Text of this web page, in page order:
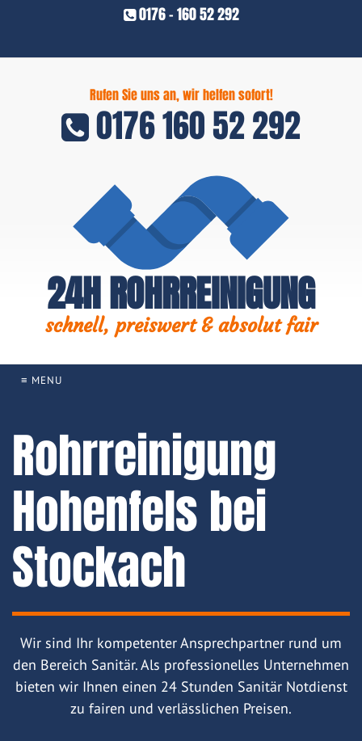
0176 - 160 52 292
Rufen Sie uns an, wir helfen sofort!
0176 160 52 292
24H ROHRREINIGUNG
schnell, preiswert & absolut fair
≡ MENU
Rohrreinigung
Hohenfels bei
Stockach
Wir sind Ihr kompetenter Ansprechpartner rund um
den Bereich Sanitär. Als professionelles Unternehmen
bieten wir Ihnen einen 24 Stunden Sanitär Notdienst
zu fairen und verlässlichen Preisen.